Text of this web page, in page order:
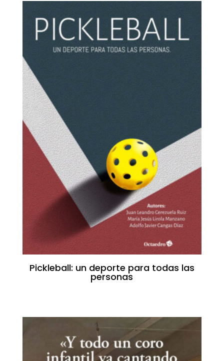
Pickleball: un deporte para todas las
personas